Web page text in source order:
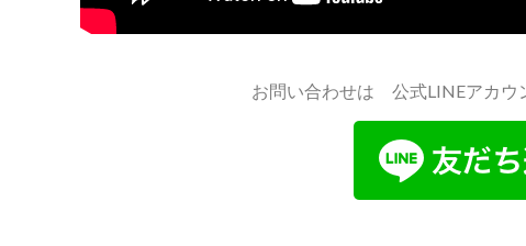
お問い合わせは 公式LINEアカウ